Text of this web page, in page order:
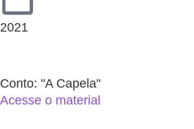
2021
Conto: "A Capela"
Acesse o material